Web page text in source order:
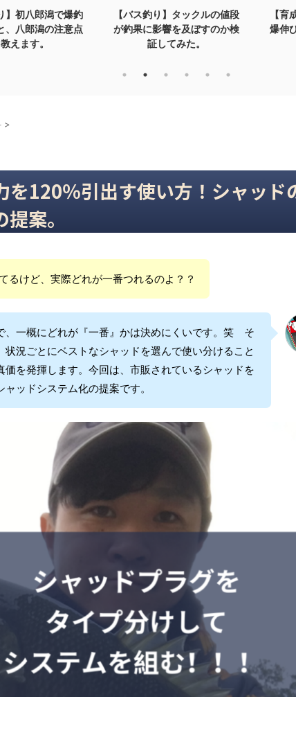
】タックルの値段
響を及ぼすのか検
てみた。
【育成講座】川スモール釣果
爆伸びコーチング受講者募集
のお知らせ。
【
育】
>
を120％引出す使い方！シャッド
案。
るけど、実際どれが一番つれるのよ？？
、一概にどれが『一番』かは決めにくいです。笑 そ
況ごとにベストなシャッドを選んで使い分けること
を発揮します。今回は、市販されているシャッドを
ッドシステム化の提案です。